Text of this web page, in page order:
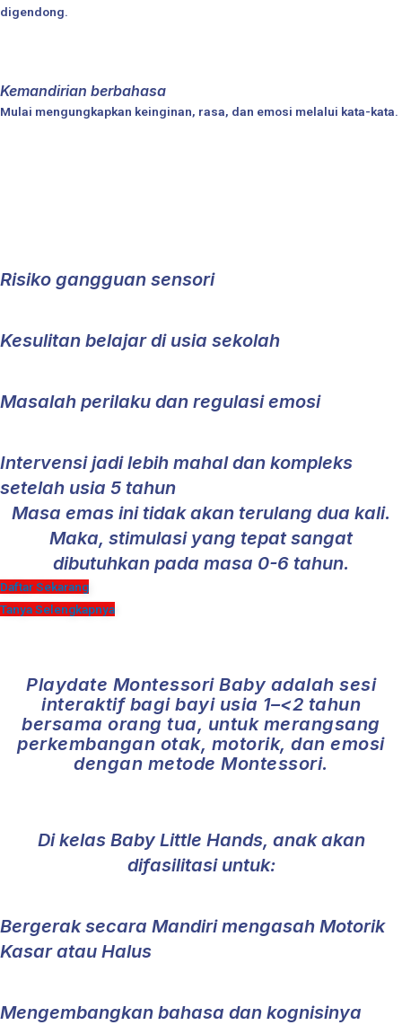
digendong.
Kemandirian berbahasa
Mulai mengungkapkan keinginan, rasa, dan emosi melalui kata-kata.
Risiko gangguan sensori
Kesulitan belajar di usia sekolah
Masalah perilaku dan regulasi emosi
Intervensi jadi lebih mahal dan kompleks
setelah usia 5 tahun
Masa emas ini tidak akan terulang dua kali.
Maka, stimulasi yang tepat sangat
dibutuhkan pada masa 0-6 tahun.
Daftar Sekarang
Tanya Selengkapnya
Playdate Montessori Baby adalah sesi
interaktif bagi bayi usia 1–<2 tahun
bersama orang tua, untuk merangsang
perkembangan otak, motorik, dan emosi
dengan metode Montessori.
Di kelas Baby Little Hands, anak akan
difasilitasi untuk:
Bergerak secara Mandiri mengasah Motorik
Kasar atau Halus
Mengembangkan bahasa dan kognisinya